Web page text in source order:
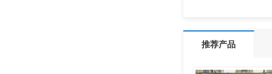
推荐产品